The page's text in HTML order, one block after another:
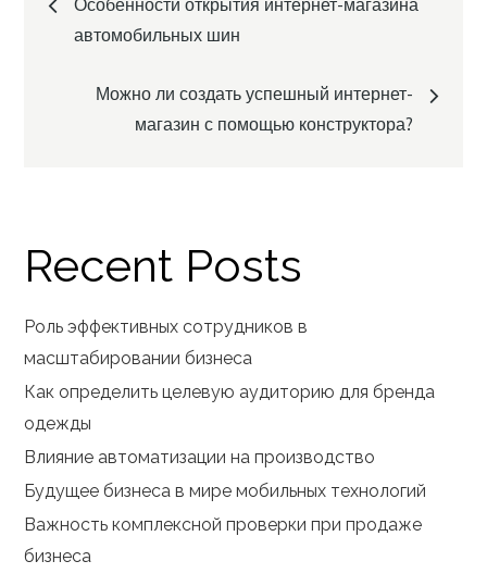
по
записям
автомобильных шин
Можно ли создать успешный интернет-
магазин с помощью конструктора?
Recent Posts
Роль эффективных сотрудников в
масштабировании бизнеса
Как определить целевую аудиторию для бренда
одежды
Влияние автоматизации на производство
Будущее бизнеса в мире мобильных технологий
Важность комплексной проверки при продаже
бизнеса